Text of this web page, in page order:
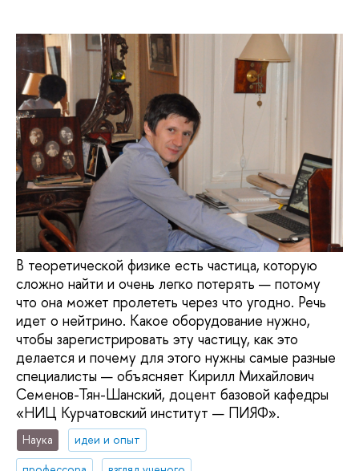
В теоретической физике есть частица, которую
сложно найти и очень легко потерять — потому
что она может пролететь через что угодно. Речь
идет о нейтрино. Какое оборудование нужно,
чтобы зарегистрировать эту частицу, как это
делается и почему для этого нужны самые разные
специалисты — объясняет Кирилл Михайлович
Семенов-Тян-Шанский, доцент базовой кафедры
«НИЦ Курчатовский институт — ПИЯФ».
Наука
идеи и опыт